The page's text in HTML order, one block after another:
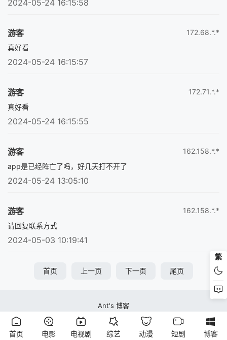
2024-05-24 16:15:58
游客
真好看
2024-05-24 16:15:57
172.68.*.*
游客
真好看
2024-05-24 16:15:55
172.71.*.*
游客
app是已经阵亡了吗，好几天打不开了
2024-05-24 13:05:10
162.158.*.*
游客
请回复联系方式
2024-05-03 10:19:41
162.158.*.*
首页 上一页 下一页 尾页
繁
Ant's 博客
蚂蚁视频站本站所有内容均来自互联网分享站点所提供的公开引用资源，未提供
资源上传、存储服务
首页 电影 电视剧 综艺 动漫 短剧 博客